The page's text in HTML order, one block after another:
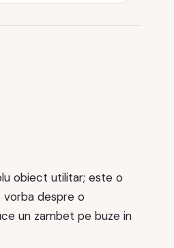
obiect utilitar; este o
vorba despre o
un zambet pe buze in